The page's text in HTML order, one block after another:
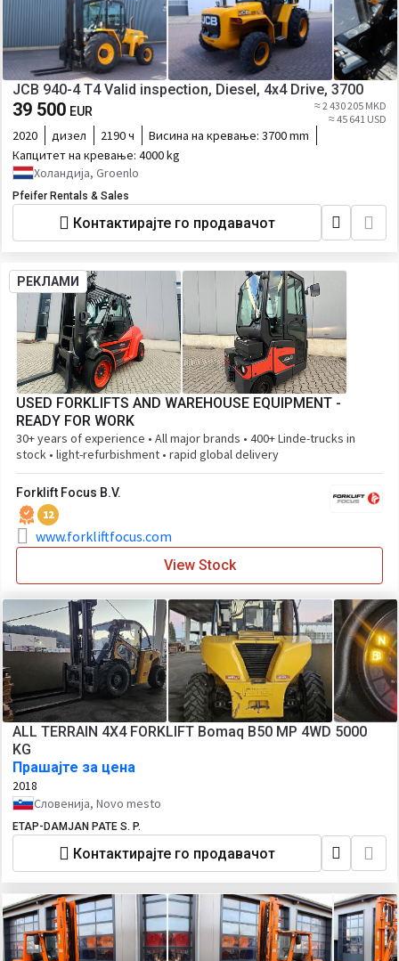
JCB 940-4 T4 Valid inspection, Diesel, 4x4 Drive, 3700
39 500 EUR
≈ 2 430 205 MKD
≈ 45 641 USD
2020 дизел 2190 ч Висина на кревање: 3700 mm
Капцитет на кревање: 4000 kg
Холандија, Groenlo
Pfeifer Rentals & Sales
Контактирајте го продавачот
РЕКЛАМИ
USED FORKLIFTS AND WAREHOUSE EQUIPMENT -
READY FOR WORK
30+ years of experience • All major brands • 400+ Linde-trucks in
stock • light-refurbishment • rapid global delivery
Forklift Focus B.V.
12
www.forkliftfocus.com
View Stock
ALL TERRAIN 4X4 FORKLIFT Bomaq B50 MP 4WD 5000
KG
Прашајте за цена
2018
Словенија, Novo mesto
ETAP-DAMJAN PATE S. P.
Контактирајте го продавачот